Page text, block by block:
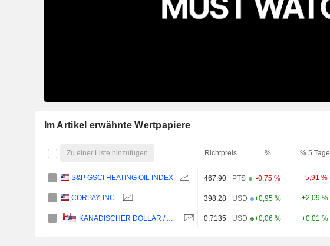
Im Artikel erwähnte Wertpapiere
Zu einer Liste hinzufügen Richtpreis % % 5 Tage
S&P GSCI HEATING OIL INDEX 467,90 PTS -0,75 % -5,91 %
CORPAY, INC. 398,28 USD +0,95 % +2,09 %
KANADISCHER DOLLAR / AMERIKANISCHER DOLLAR 0,7135 USD +0,06 % +0,01 %